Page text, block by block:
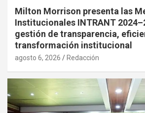
Milton Morrison presenta las
Institucionales INTRANT
gestión de transparencia,
transformación institucional
agosto 6, 2026 Redacción